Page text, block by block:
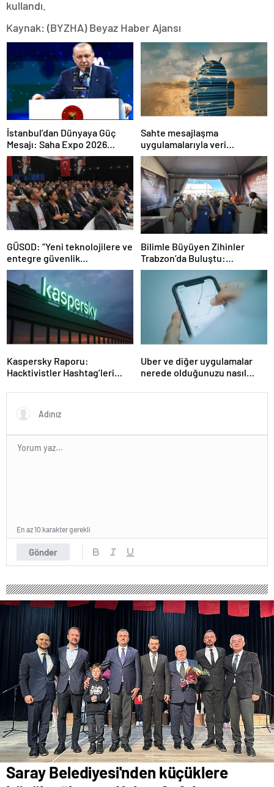
kullandı.
Kaynak: (BYZHA) Beyaz Haber Ajansı
İstanbul’dan Dünyaya Güç
Mesajı: Saha Expo 2026
Rekorlarla Kapılarını Kapattı
Sahte mesajlaşma
uygulamalarıyla veri
sızdırıyorlar- Haber Şafak
GÜSOD: “Yeni teknolojilere ve
entegre güvenlik
sistemlerine önem artacak”-
Haber Şafak
Bilimle Büyüyen Zihinler
Trabzon’da Buluştu:
STEAMFEST’te Bilim Rüzgârı
Esti!- Haber Şafak
Kaspersky Raporu:
Hacktivistler Hashtag’leri
Kullanıyor, 2025’te
Saldırılarda DDoS Öne
Çıkıyor- Haber Şafak
Uber ve diğer uygulamalar
nerede olduğunuzu nasıl
Gönder
En az 10 karakter gerekli
Saray Belediyesi'nden küçüklere